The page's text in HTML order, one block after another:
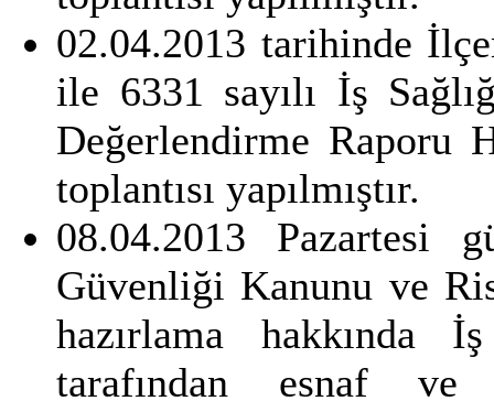
02.04.2013 tarihinde
ile 6331 sayılı İş
Değerlendirme Raporu
toplantısı yapılmıştır.
08.04.2013 Pazartesi
Güvenliği Kanunu ve
hazırlama hakkında
tarafından esnaf ve